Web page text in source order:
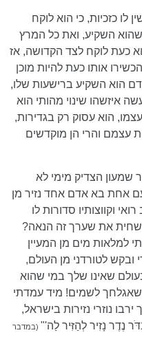
לו כזכיות, כי הוא לוקח
השקיע, ואת כל המרץ
כעת לוקח לצד הקדושה, אז
אותו כעת להיות מוכן
הוא השקיע ברישעות שלו,
איזשהו שינוי מהותי הוא
הוא עסוק רק בגדירות,
עצמם והרי הן מוקדשים
שמעון הצדיק מימי לא
אחת בא אדם אחד נזיר מן
וקווצותיו סדורות לו
את שערך זה הנאה?
למלאות מים מן המעיין
ובקש לטורדני מן העולם,
שאינו שלך במי שהוא
שאגלחך לשמים! מיד עמדתי
נוזרי נזירות בישראל,
נֶדֶר נָזִיר לְהַזִּיר לַה'" (במדבר